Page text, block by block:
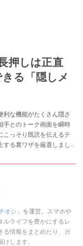
押しは正直
る「隠しメ
利な機能がたくさん隠さ
手とのトーク画面を瞬時
こっそり既読を伝えるテ
する裏ワザを厳選しまし
オシ」 を運営。スマホや
ルライフを豊かにするレ
る情報をまとめたり、ガ
します。